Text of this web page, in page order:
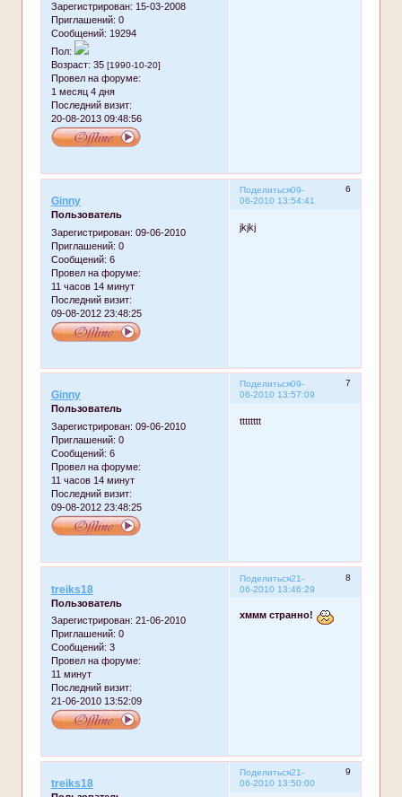
Зарегистрирован: 15-03-2008
Приглашений: 0
Сообщений: 19294
Пол:
Возраст: 35 [1990-10-20]
Провел на форуме:
1 месяц 4 дня
Последний визит:
20-08-2013 09:48:56
Поделиться 6
09-
06-2010 13:54:41
Ginny
Пользователь
Зарегистрирован: 09-06-2010
Приглашений: 0
Сообщений: 6
Провел на форуме:
11 часов 14 минут
Последний визит:
09-08-2012 23:48:25
jkjkj
Поделиться 7
09-
06-2010 13:57:09
Ginny
Пользователь
Зарегистрирован: 09-06-2010
Приглашений: 0
Сообщений: 6
Провел на форуме:
11 часов 14 минут
Последний визит:
09-08-2012 23:48:25
tttttttt
Поделиться 8
21-
06-2010 13:46:29
treiks18
Пользователь
Зарегистрирован: 21-06-2010
Приглашений: 0
Сообщений: 3
Провел на форуме:
11 минут
Последний визит:
21-06-2010 13:52:09
хммм странно!
Поделиться 9
21-
06-2010 13:50:00
treiks18